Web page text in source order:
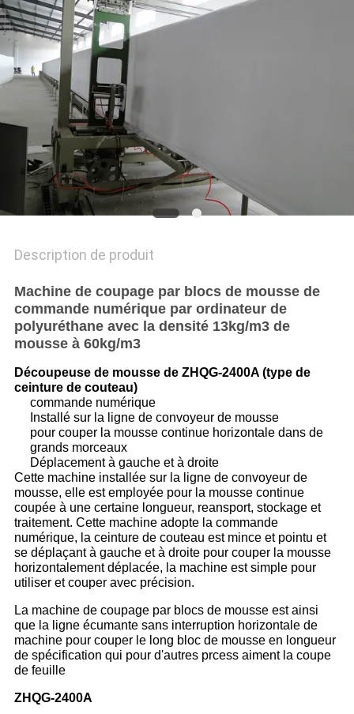
DE
CONFIDENTIALITÉ
Description de produit
Machine de coupage par blocs de mousse de
commande numérique par ordinateur de
polyuréthane avec la densité 13kg/m3 de
mousse à 60kg/m3
Découpeuse de mousse de ZHQG-2400A (type de
ceinture de couteau)
commande numérique
Installé sur la ligne de convoyeur de mousse
pour couper la mousse continue horizontale dans de
grands morceaux
Déplacement à gauche et à droite
Cette machine installée sur la ligne de convoyeur de
mousse, elle est employée pour la mousse continue
coupée à une certaine longueur, reansport, stockage et
traitement. Cette machine adopte la commande
numérique, la ceinture de couteau est mince et pointu et
se déplaçant à gauche et à droite pour couper la mousse
horizontalement déplacée, la machine est simple pour
utiliser et couper avec précision.
La machine de coupage par blocs de mousse est ainsi
que la ligne écumante sans interruption horizontale de
machine pour couper le long bloc de mousse en longueur
de spécification qui pour d'autres prcess aiment la coupe
de feuille
ZHQG-2400A